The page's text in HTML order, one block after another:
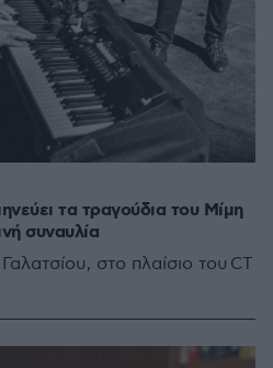
τα τραγούδια του Μίμη
συναυλία
στο πλαίσιο του CT